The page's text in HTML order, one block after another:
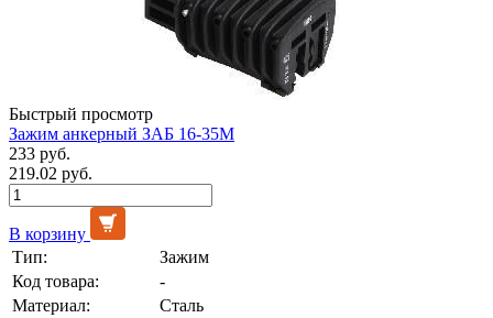
Быстрый просмотр
Зажим анкерный ЗАБ 16-35М
233 руб.
219.02 руб.
В корзину
Тип:
Зажим
Код товара:
-
Материал:
Сталь